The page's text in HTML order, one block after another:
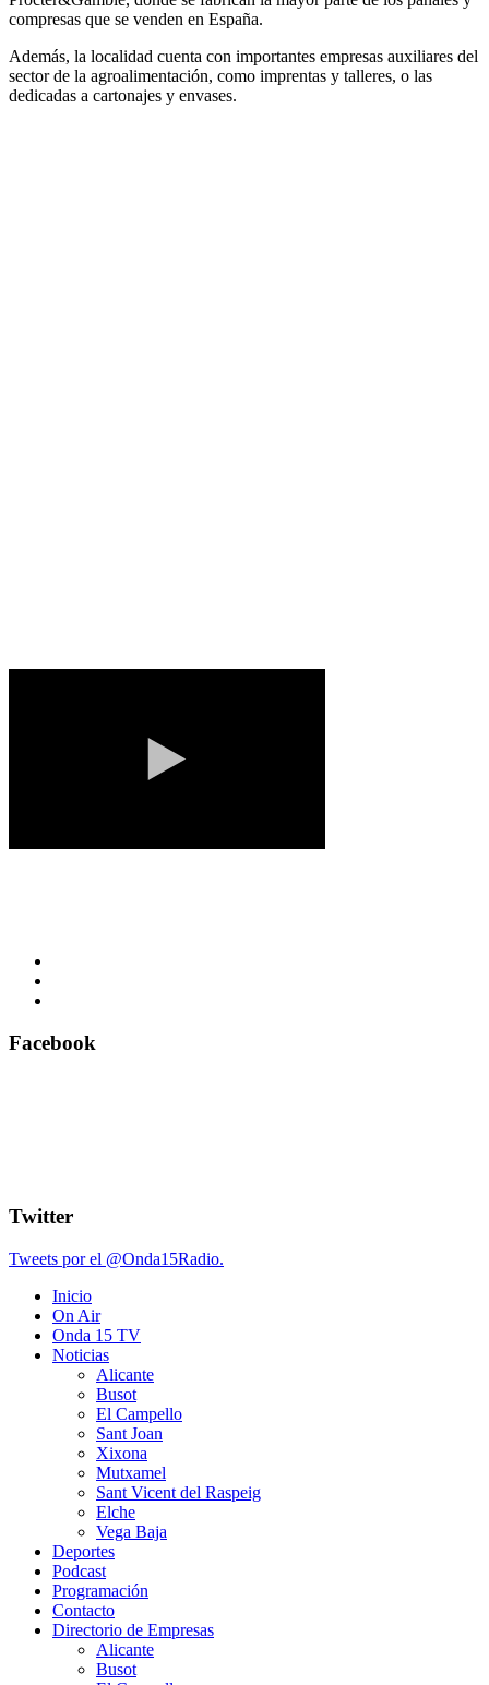
compresas que se venden en España.
Además, la localidad cuenta con importantes empresas auxiliares del
sector de la agroalimentación, como imprentas y talleres, o las
dedicadas a cartonajes y envases.
Facebook
Twitter
Tweets por el @Onda15Radio.
Inicio
On Air
Onda 15 TV
Noticias
Alicante
Busot
El Campello
Sant Joan
Xixona
Mutxamel
Sant Vicent del Raspeig
Elche
Vega Baja
Deportes
Podcast
Programación
Contacto
Directorio de Empresas
Alicante
Busot